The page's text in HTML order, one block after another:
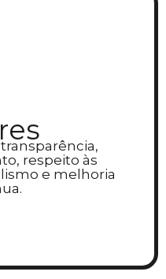
respeito às
e melhoria